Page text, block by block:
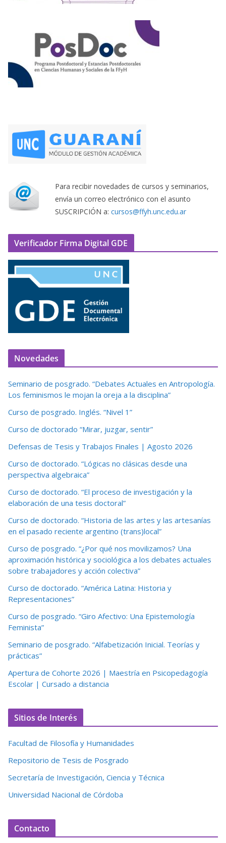
Para recibir novedades de cursos y seminarios,
envía un correo electrónico con el asunto
SUSCRIPCIÓN a: cursos@ffyh.unc.edu.ar
Verificador Firma Digital GDE
Novedades
Seminario de posgrado. “Debates Actuales en Antropología.
Los feminismos le mojan la oreja a la disciplina”
Curso de posgrado. Inglés. “Nivel 1”
Curso de doctorado “Mirar, juzgar, sentir”
Defensas de Tesis y Trabajos Finales | Agosto 2026
Curso de doctorado. “Lógicas no clásicas desde una
perspectiva algebraica”
Curso de doctorado. “El proceso de investigación y la
elaboración de una tesis doctoral”
Curso de doctorado. “Historia de las artes y las artesanías
en el pasado reciente argentino (trans)local”
Curso de posgrado. “¿Por qué nos movilizamos? Una
aproximación histórica y sociológica a los debates actuales
sobre trabajadores y acción colectiva”
Curso de doctorado. “América Latina: Historia y
Representaciones”
Curso de posgrado. “Giro Afectivo: Una Epistemología
Feminista”
Seminario de posgrado. “Alfabetización Inicial. Teorías y
prácticas”
Apertura de Cohorte 2026 | Maestría en Psicopedagogía
Escolar | Cursado a distancia
Sitios de Interés
Facultad de Filosofía y Humanidades
Repositorio de Tesis de Posgrado
Secretaría de Investigación, Ciencia y Técnica
Universidad Nacional de Córdoba
Contacto